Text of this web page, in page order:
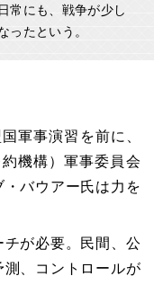
常にも、戦争が少し
ったという。
軍事演習を前に、
機構）軍事委員会
バウアー氏は力を
チが必要。民間、公
、コントロールが